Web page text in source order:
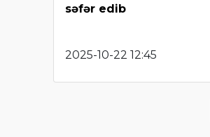
səfər edib
2025-10-22 12:45